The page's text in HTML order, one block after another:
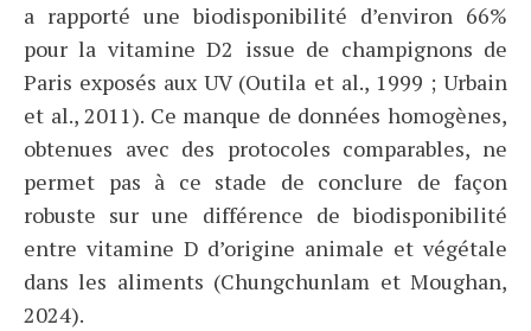
a rapporté une biodisponibilité d’environ 66%
pour la vitamine D2 issue de champignons de
Paris exposés aux UV (Outila et al., 1999 ; Urbain
et al., 2011). Ce manque de données homogènes,
obtenues avec des protocoles comparables, ne
permet pas à ce stade de conclure de façon
robuste sur une différence de biodisponibilité
entre vitamine D d’origine animale et végétale
dans les aliments (Chungchunlam et Moughan,
2024).